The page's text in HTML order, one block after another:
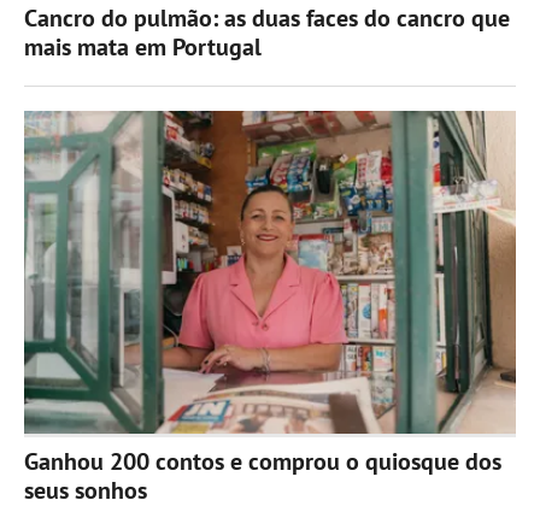
Cancro do pulmão: as duas faces do cancro que
mais mata em Portugal
Ganhou 200 contos e comprou o quiosque dos
seus sonhos